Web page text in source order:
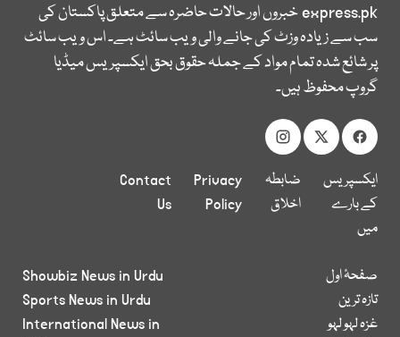
express.pkخبروں اور حالات حاضرہ سے متعلق پاکستان کی
سب سے زیادہ وزٹ کی جانے والی ویب سائٹ ہے۔ اس ویب سائٹ
پر شائع شدہ تمام مواد کے جملہ حقوق بحق ایکسپریس میڈیا
گروپ محفوظ ہیں۔
ایکسپریس
کے بارے
میں
ضابطہ
اخلاق
Privacy
Policy
Contact
Us
صفحۂ اول
تازہ ترین
غزہ لہو لہو
Showbiz News in Urdu
Sports News in Urdu
International News in